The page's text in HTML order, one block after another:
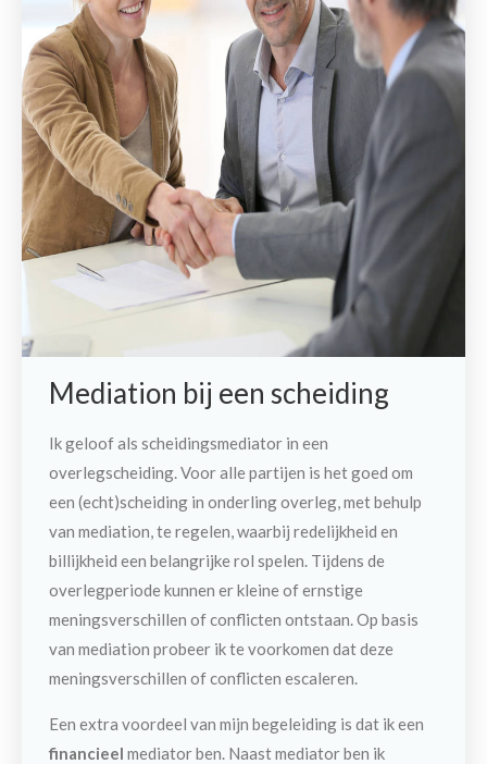
Mediation bij een scheiding
Ik geloof als scheidingsmediator in een
overlegscheiding. Voor alle partijen is het goed om
een (echt)scheiding in onderling overleg, met behulp
van mediation, te regelen, waarbij redelijkheid en
billijkheid een belangrijke rol spelen. Tijdens de
overlegperiode kunnen er kleine of ernstige
meningsverschillen of conflicten ontstaan. Op basis
van mediation probeer ik te voorkomen dat deze
meningsverschillen of conflicten escaleren.
Een extra voordeel van mijn begeleiding is dat ik een
financieel mediator ben. Naast mediator ben ik